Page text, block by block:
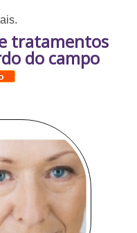
tratamentos
do campo